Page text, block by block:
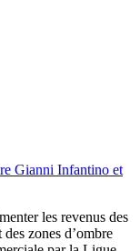
Gianni Infantino et
les revenus des
zones d’ombre